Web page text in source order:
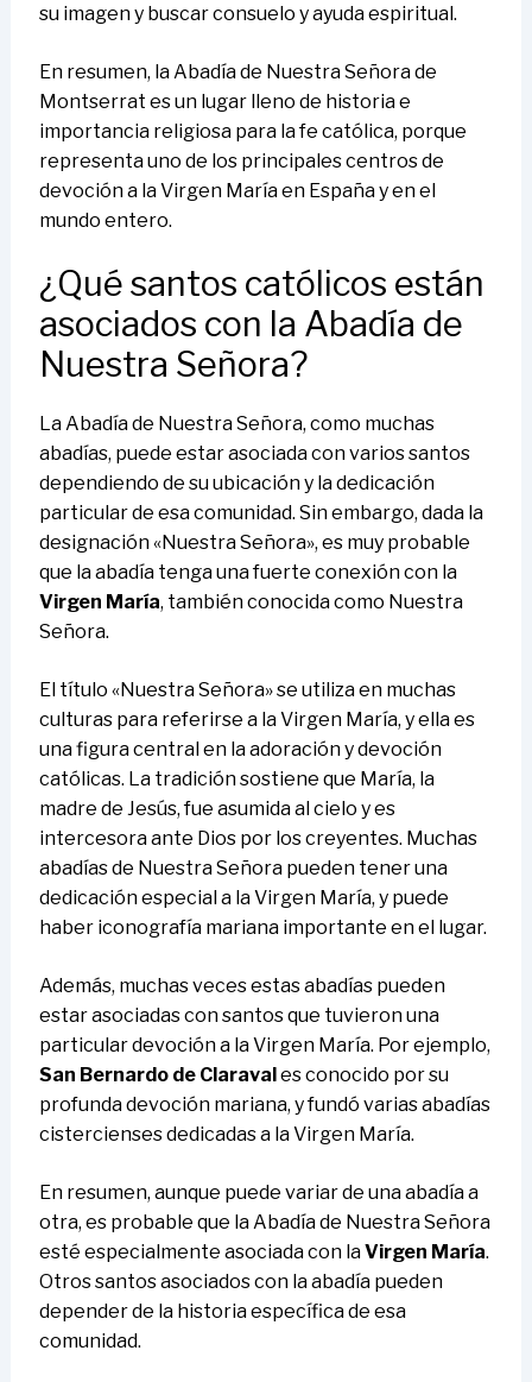
su imagen y buscar consuelo y ayuda espiritual.
En resumen, la Abadía de Nuestra Señora de
Montserrat es un lugar lleno de historia e
importancia religiosa para la fe católica, porque
representa uno de los principales centros de
devoción a la Virgen María en España y en el
mundo entero.
¿Qué santos católicos están
asociados con la Abadía de
Nuestra Señora?
La Abadía de Nuestra Señora, como muchas
abadías, puede estar asociada con varios santos
dependiendo de su ubicación y la dedicación
particular de esa comunidad. Sin embargo, dada la
designación «Nuestra Señora», es muy probable
que la abadía tenga una fuerte conexión con la
Virgen María, también conocida como Nuestra
Señora.
El título «Nuestra Señora» se utiliza en muchas
culturas para referirse a la Virgen María, y ella es
una figura central en la adoración y devoción
católicas. La tradición sostiene que María, la
madre de Jesús, fue asumida al cielo y es
intercesora ante Dios por los creyentes. Muchas
abadías de Nuestra Señora pueden tener una
dedicación especial a la Virgen María, y puede
haber iconografía mariana importante en el lugar.
Además, muchas veces estas abadías pueden
estar asociadas con santos que tuvieron una
particular devoción a la Virgen María. Por ejemplo,
San Bernardo de Claravales conocido por su
profunda devoción mariana, y fundó varias abadías
cistercienses dedicadas a la Virgen María.
En resumen, aunque puede variar de una abadía a
otra, es probable que la Abadía de Nuestra Señora
esté especialmente asociada con laVirgen María.
Otros santos asociados con la abadía pueden
depender de la historia específica de esa
comunidad.